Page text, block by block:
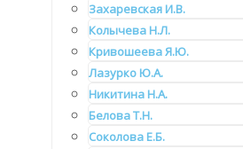
Захаревская И.В.
Колычева Н.Л.
Кривошеева Я.Ю.
Лазурко Ю.А.
Никитина Н.А.
Белова Т.Н.
Соколова Е.Б.